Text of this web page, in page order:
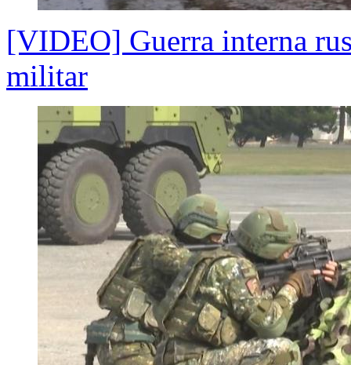
[VIDEO] Guerra interna
militar